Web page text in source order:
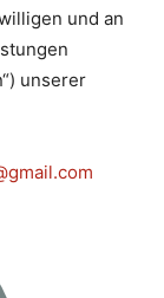
und an
unserer